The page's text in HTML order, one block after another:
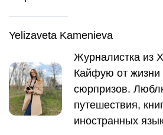
Yelizaveta Kamenieva
Журналистка из
Кайфую от жизни
сюрпризов.
путешествия,
иностранных